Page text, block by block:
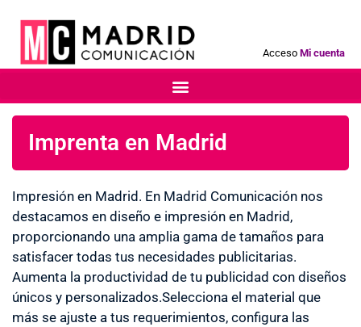
Acceso Mi cuenta
Imprenta en Madrid
Impresión en Madrid. En Madrid Comunicación nos
destacamos en diseño e impresión en Madrid,
proporcionando una amplia gama de tamaños para
satisfacer todas tus necesidades publicitarias.
Aumenta la productividad de tu publicidad con diseños
únicos y personalizados.Selecciona el material que
más se ajuste a tus requerimientos, configura las